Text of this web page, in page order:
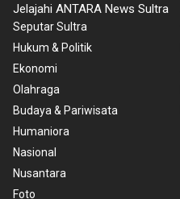
Jelajahi ANTARA News Sultra
Seputar Sultra
Hukum & Politik
Ekonomi
Olahraga
Budaya & Pariwisata
Humaniora
Nasional
Nusantara
Foto